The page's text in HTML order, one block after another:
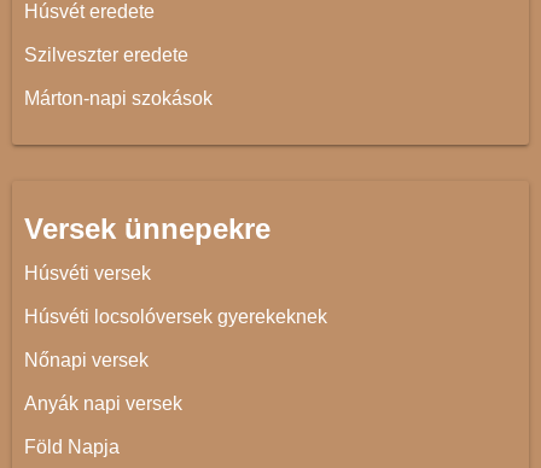
Húsvét eredete
Szilveszter eredete
Márton-napi szokások
Versek ünnepekre
Húsvéti versek
Húsvéti locsolóversek gyerekeknek
Nőnapi versek
Anyák napi versek
Föld Napja